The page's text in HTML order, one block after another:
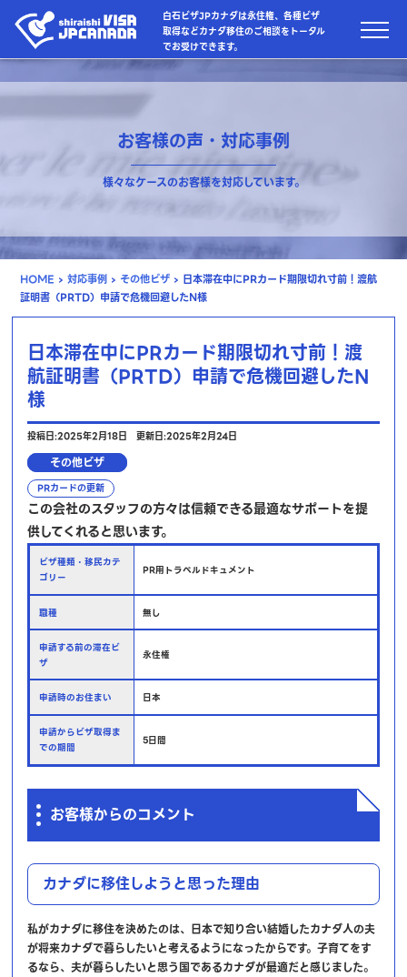
白石ビザJPカナダは永住権、各種ビザ
取得などカナダ移住のご相談をトータル
でお受けできます。
お客様の声・対応事例
様々なケースのお客様を対応しています。
HOME › 対応事例 › その他ビザ › 日本滞在中にPRカード期限切れ寸前！渡航
証明書（PRTD）申請で危機回避したN様
日本滞在中にPRカード期限切れ寸前！渡
航証明書（PRTD）申請で危機回避したN
様
投稿日:2025年2月18日 更新日:2025年2月24日
その他ビザ
PRカードの更新
この会社のスタッフの方々は信頼できる最適なサポートを提
供してくれると思います。
ビザ種類・移民カテ
ゴリー
PR用トラベルドキュメント
職種 無し
申請する前の滞在ビ
ザ
永住権
申請時のお住まい 日本
申請からビザ取得ま
での期間
5日間
お客様からのコメント
カナダに移住しようと思った理由
私がカナダに移住を決めたのは、日本で知り合い結婚したカナダ人の夫
が将来カナダで暮らしたいと考えるようになったからです。子育てをす
るなら、夫が暮らしたいと思う国であるカナダが最適だと感じました。